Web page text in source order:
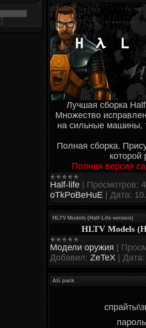
Лучшая сборка
Множество
на сильные машины,
Полная сборка.
которой
Полная версия
Half-life | Просмотров:
oTkPoBeHuE | Дата:
HLTV Models (Half-Life version)
HLTV Models
Модели оружия |
Добавил: ZeTeX | Дата:
AG pack